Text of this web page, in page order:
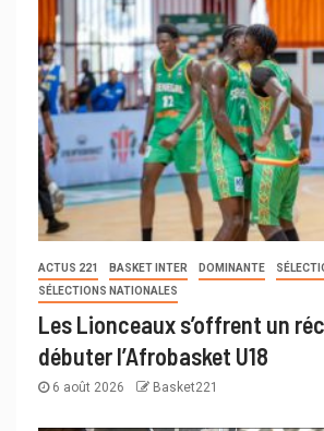
ACTUS 221 BASKET INTER DOMINANTE
SÉLECTIONS NATIONALES
Les Lionceaux s’offrent un
débuter l’Afrobasket U18
6 août 2026 Basket221